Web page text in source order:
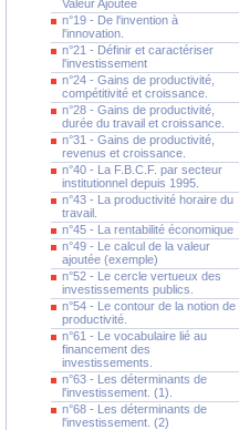
Valeur Ajoutée
n°19 - De l'invention à
l'innovation.
n°21 - Définir et caractériser
l'investissement
n°24 - Gains de productivité,
compétitivité et croissance.
n°28 - Gains de productivité,
durée du travail et croissance.
n°31 - Gains de productivité,
revenus et croissance.
n°40 - La F.B.C.F. par secteur
institutionnel depuis 1995.
n°43 - La productivité horaire du
travail.
n°45 - La rentabilité économique
n°49 - Le calcul de la valeur
ajoutée (exemple)
n°52 - Le cercle vertueux des
investissements publics.
n°54 - Le contour de la notion de
productivité.
n°61 - Le vocabulaire lié au
financement des
investissements.
n°63 - Les déterminants de
l'investissement. (1).
n°68 - Les déterminants de
l'investissement. (2)